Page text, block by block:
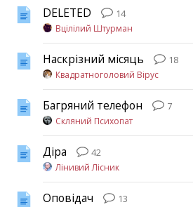
DELETED
14
Вцілілий Штурман
Наскрізний місяць
18
Квадратноголовий Вірус
Багряний телефон
7
Скляний Психопат
Діра
42
Лінивий Лісник
Оповідач
13